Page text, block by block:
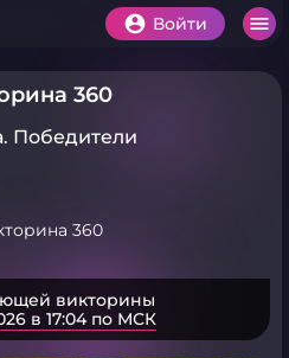
Войти
360
Победители
360
викторины
в 17:04 по МСК